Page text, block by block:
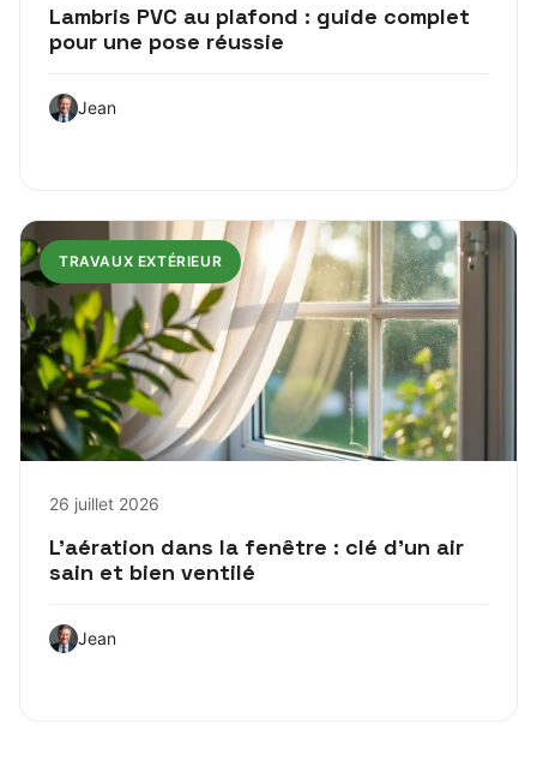
Lambris PVC au plafond : guide complet
pour une pose réussie
Jean
TRAVAUX EXTÉRIEUR
26 juillet 2026
L’aération dans la fenêtre : clé d’un air
sain et bien ventilé
Jean